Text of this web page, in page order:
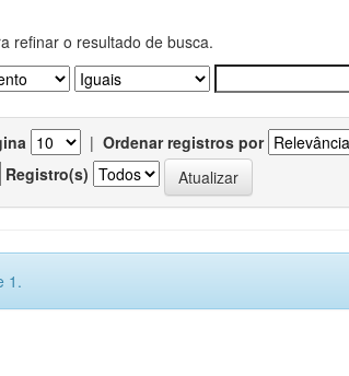
refinar o resultado de busca.
| Ordenar registros por
Registro(s)
1.